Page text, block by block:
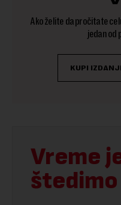
Ako želite da pročitate
jedan od
KUPI
Vreme
štedimo